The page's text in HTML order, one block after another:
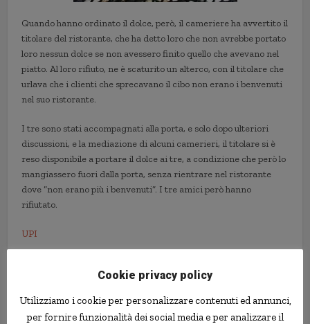
Quando hanno ordinato il dolce, però, il cameriere ha avvertito il
titolare del ristorante, che ha detto loro che non avrebbe portato
loro nessun dolce se non avessero finito quello che avevano nel
piatto. Al loro rifiuto, ne è scaturito un alterco, con il titolare che
urlava che i clienti che sprecavano il cibo non erano i benvenuti
nel suo ristorante.
I tre sono stati accompagnati alla porta, e solo dopo ulteriori
discussioni, e la mediazione di alcuni camerieri, il titolare si è
reso disponibile a portare il dolce ai tre, a condizione che però lo
mangiassero fuori dalla porta, senza rientrare nel ristorante
dove “non erano più i benvenuti”. I tre amici però hanno
rifiutato.
UPI
Cookie privacy policy
Utilizziamo i cookie per personalizzare contenuti ed annunci,
per fornire funzionalità dei social media e per analizzare il